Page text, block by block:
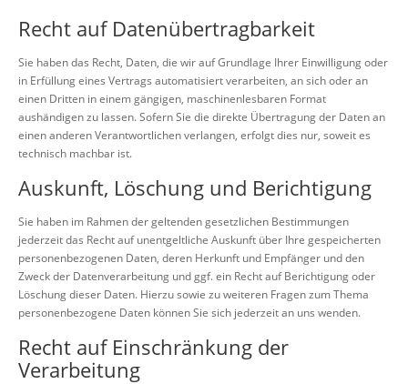
Recht auf Daten­übertrag­barkeit
Sie haben das Recht, Daten, die wir auf Grundlage Ihrer Einwilligung oder
in Erfüllung eines Vertrags automatisiert verarbeiten, an sich oder an
einen Dritten in einem gängigen, maschinenlesbaren Format
aushändigen zu lassen. Sofern Sie die direkte Übertragung der Daten an
einen anderen Verantwortlichen verlangen, erfolgt dies nur, soweit es
technisch machbar ist.
Auskunft, Löschung und Berichtigung
Sie haben im Rahmen der geltenden gesetzlichen Bestimmungen
jederzeit das Recht auf unentgeltliche Auskunft über Ihre gespeicherten
personenbezogenen Daten, deren Herkunft und Empfänger und den
Zweck der Datenverarbeitung und ggf. ein Recht auf Berichtigung oder
Löschung dieser Daten. Hierzu sowie zu weiteren Fragen zum Thema
personenbezogene Daten können Sie sich jederzeit an uns wenden.
Recht auf Einschränkung der
Verarbeitung